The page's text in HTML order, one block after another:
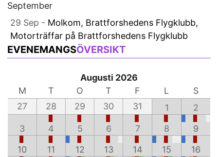
September
29 Sep - Molkom, Brattforshedens Flygklubb,
Motorträffar på Brattforshedens Flygklubb
EVENEMANGSÖVERSIKT
Augusti 2026
M
T O T F L
S
27
28 29 30 31 1 2
3 4 5 6 7 8 9
10 11 12 13 14 15 16